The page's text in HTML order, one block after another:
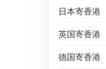
日本寄香港
英国寄香港
德国寄香港